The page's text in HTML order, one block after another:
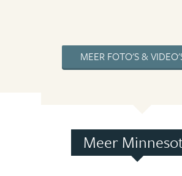
MEER FOTO'S &
Meer